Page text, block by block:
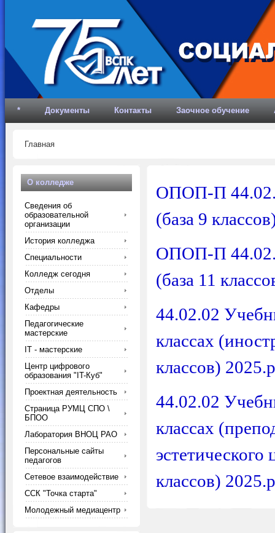
* Документы Контакты Заочное обучение
Главная
ОПОП-П
(база 9
ОПОП-П
(база 11
44.02.02
классах
классов)
44.02.02
классах
классов)
О колледже
Сведения об
образовательной
организации
История колледжа
Специальности
Колледж сегодня
Отделы
Кафедры
Педагогические
мастерские
IT - мастерские
Центр цифрового
образования "IT-Куб"
Проектная деятельность
Страница РУМЦ СПО \
БПОО
Лаборатория ВНОЦ РАО
Персональные сайты
педагогов
Сетевое взаимодействие
ССК "Точка старта"
Молодежный медиацентр